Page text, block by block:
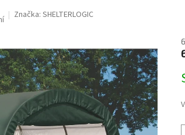
Značka: SHELTERLOGIC